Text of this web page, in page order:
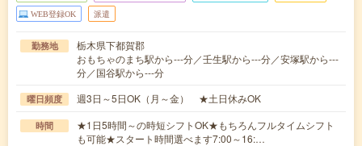
WEB登録OK 派遣
勤務地
栃木県下都賀郡
おもちゃのまち駅から---分／壬生駅から---分／安塚駅から---
分／国谷駅から---分
曜日頻度 週3日～5日OK（月～金） ★土日休みOK
時間
★1日5時間～の時短シフトOK★もちろんフルタイムシフト
も可能★スタート時間選べます7:00～16:…